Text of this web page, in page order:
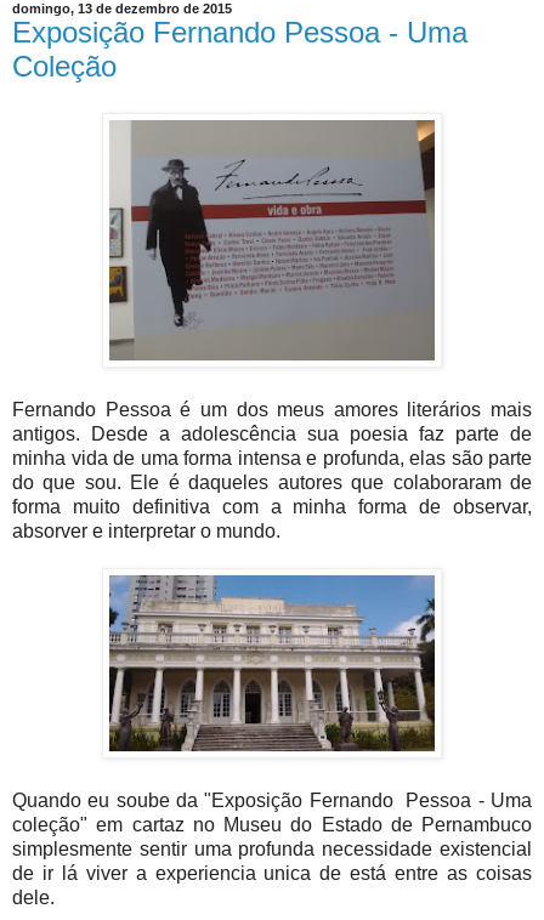
domingo, 13 de dezembro de 2015
Exposição Fernando Pessoa - Uma
Coleção
Fernando Pessoa é um dos meus amores literários mais
antigos. Desde a adolescência sua poesia faz parte de
minha vida de uma forma intensa e profunda, elas são parte
do que sou. Ele é daqueles autores que colaboraram de
forma muito definitiva com a minha forma de observar,
absorver e interpretar o mundo.
Quando eu soube da "Exposição Fernando Pessoa - Uma
coleção" em cartaz no Museu do Estado de Pernambuco
simplesmente sentir uma profunda necessidade existencial
de ir lá viver a experiencia unica de está entre as coisas
dele.